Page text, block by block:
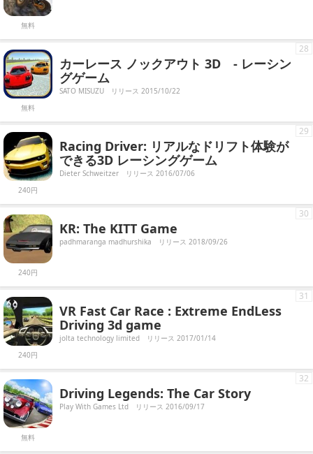
無料
無料
カーレース ノックアウト 3D - レーシン
グゲーム
SATO MISUZU リリース 2015/10/22
28
240円
Racing Driver: リアルなドリフト体験が
できる3D レーシングゲーム
Dieter Schweitzer リリース 2016/07/06
29
240円
KR: The KITT Game
padhmaranga madhurshika リリース 2018/09/26
30
240円
VR Fast Car Race : Extreme EndLess
Driving 3d game
jolta technology limited リリース 2017/01/14
31
無料
Driving Legends: The Car Story
Play With Games Ltd リリース 2016/09/17
32